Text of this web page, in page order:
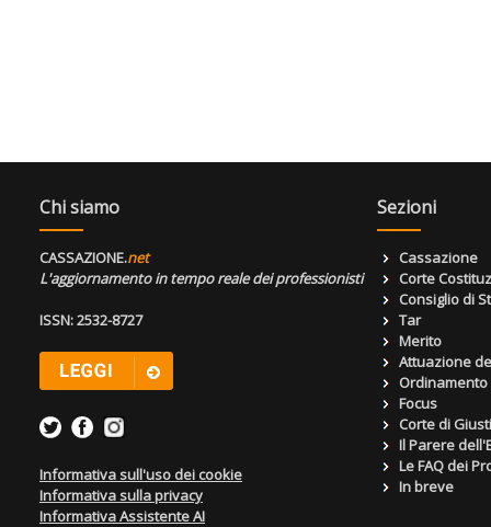
Chi siamo
CASSAZIONE.net
L'aggiornamento in tempo reale dei professionisti
ISSN: 2532-8727
Informativa sull'uso dei cookie
Informativa sulla privacy
Informativa Assistente AI
Sezioni
Cassazione
Corte
Consiglio di
Tar
Merito
Attuazione
Focus
Corte di
Il Parere
Le FAQ dei
In breve